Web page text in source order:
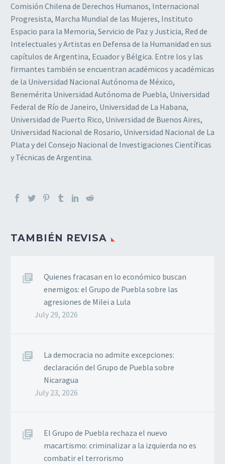
Comisión Chilena de Derechos Humanos, Internacional
Progresista, Marcha Mundial de las Mujeres, Instituto
Espacio para la Memoria, Servicio de Paz y Justicia, Red de
Intelectuales y Artistas en Defensa de la Humanidad en sus
capítulos de Argentina, Ecuador y Bélgica. Entre los y las
firmantes también se encuentran académicos y académicas
de la Universidad Nacional Autónoma de México,
Benemérita Universidad Autónoma de Puebla, Universidad
Federal de Río de Janeiro, Universidad de La Habana,
Universidad de Puerto Rico, Universidad de Buenos Aires,
Universidad Nacional de Rosario, Universidad Nacional de La
Plata y del Consejo Nacional de Investigaciones Científicas
y Técnicas de Argentina.
TAMBIÉN REVISA
Quienes fracasan en lo económico buscan
enemigos: el Grupo de Puebla sobre las
agresiones de Milei a Lula
July 29, 2026
La democracia no admite excepciones:
declaración del Grupo de Puebla sobre
Nicaragua
July 23, 2026
El Grupo de Puebla rechaza el nuevo
macartismo: criminalizar a la izquierda no es
combatir el terrorismo